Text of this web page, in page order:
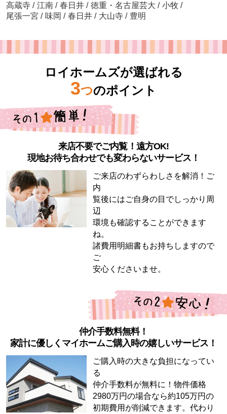
高蔵寺 / 江南 / 春日井 / 徳重・名古屋芸大 / 小牧 /
尾張一宮 / 味岡 / 春日井 / 大山寺 / 豊明
ロイホームズが選ばれる
3つのポイント
来店不要でご内覧！遠方OK!
現地お待ち合わせでも変わらないサービス！
ご来店のわずらわしさを解消！ご
内
覧後にはご自身の目でしっかり周
辺
環境も確認することができます
ね。
諸費用明細書もお持ちしますので
ご
安心くださいませ。
仲介手数料無料！
家計に優しくマイホームご購入時の嬉しいサービス！
ご購入時の大きな負担になってい
る
仲介手数料が無料に！物件価格
2980万円の場合なら約105万円の
初期費用が削減できます。代わり